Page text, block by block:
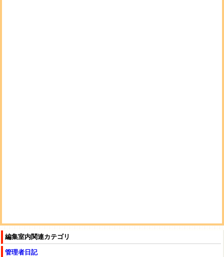
編集室内関連カテゴリ
管理者日記